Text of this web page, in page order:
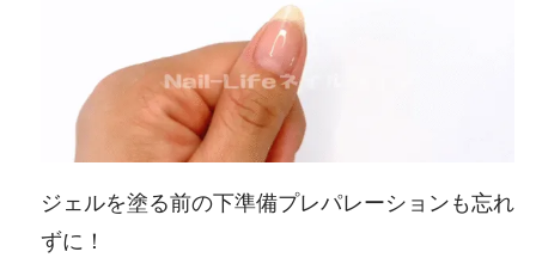
ジェルを塗る前の下準備プレパレーションも忘れ
ずに！